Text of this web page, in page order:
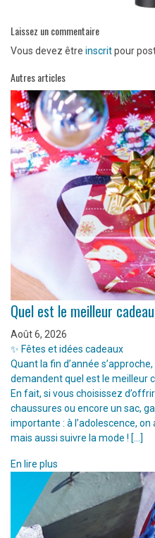
Laissez un commentaire
Vous devez être inscritpour
Autres articles
Quel est le meilleur
Août 6, 2026
✨ Fêtes et idées cadeaux
Quant la fin d’année
demandent quel est le meilleur
En fait, si vous choisissez
chaussures ou encore un sac,
importante : à l’adolescence,
mais aussi suivre la mode ! […]
En lire plus